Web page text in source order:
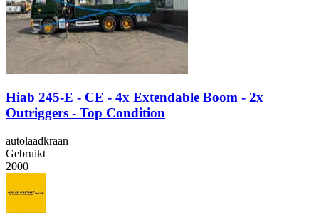
Hiab 245-E - CE - 4x Extendable Boom - 2x
Outriggers - Top Condition
autolaadkraan
Gebruikt
2000